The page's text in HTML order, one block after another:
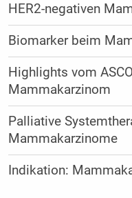
HER2-negativen
Biomarker beim
Highlights vom
Mammakarzinom
Palliative
Mammakarzinome
Indikation: